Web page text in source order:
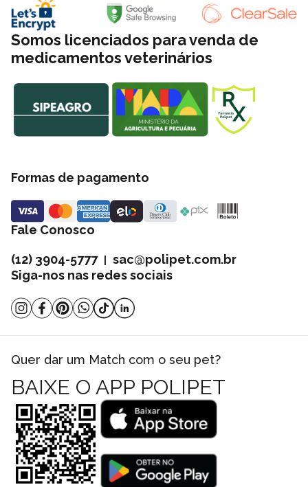
Somos licenciados para venda de
medicamentos veterinários
Formas de pagamento
Fale Conosco
(12) 3904-5777| sac@polipet.com.br
Siga-nos nas redes sociais
Quer dar um Match com o seu pet?
BAIXE O APP POLIPET